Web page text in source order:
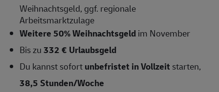
Weihnachtsgeld, ggf. regionale
Arbeitsmarktzulage
Weitere 50% Weihnachtsgeldim November
Bis zu332 € Urlaubsgeld
Du kannst sofortunbefristet in Vollzeit starten,
38,5 Stunden/Woche